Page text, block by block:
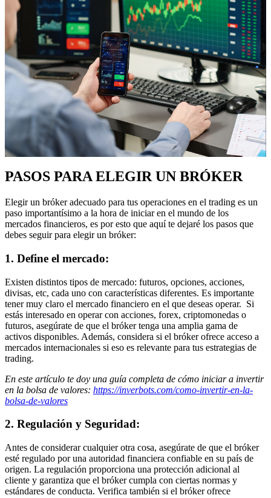
PASOS PARA ELEGIR UN BRÓKER
Elegir un bróker adecuado para tus operaciones en el trading es un
paso importantísimo a la hora de iniciar en el mundo de los
mercados financieros, es por esto que aquí te dejaré los pasos que
debes seguir para elegir un bróker:
1. Define el mercado:
Existen distintos tipos de mercado: futuros, opciones, acciones,
divisas, etc, cada uno con características diferentes. Es importante
tener muy claro el mercado financiero en el que deseas operar. Si
estás interesado en operar con acciones, forex, criptomonedas o
futuros, asegúrate de que el bróker tenga una amplia gama de
activos disponibles. Además, considera si el bróker ofrece acceso a
mercados internacionales si eso es relevante para tus estrategias de
trading.
En este artículo te doy una guía completa de cómo iniciar a invertir
en la bolsa de valores: https://inverbots.com/como-invertir-en-la-
bolsa-de-valores
2. Regulación y Seguridad:
Antes de considerar cualquier otra cosa, asegúrate de que el bróker
esté regulado por una autoridad financiera confiable en su país de
origen. La regulación proporciona una protección adicional al
cliente y garantiza que el bróker cumpla con ciertas normas y
estándares de conducta. Verifica también si el bróker ofrece